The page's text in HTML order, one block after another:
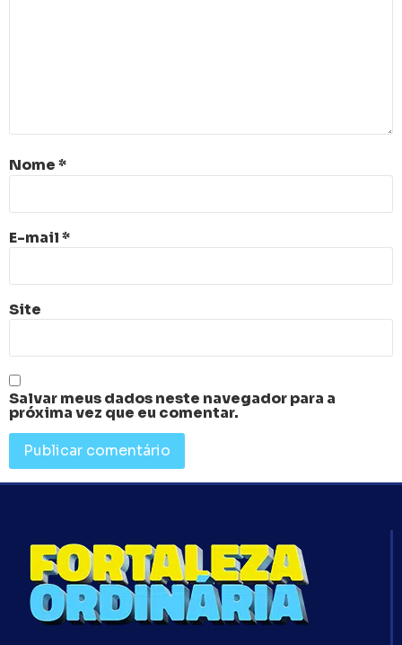
Nome*
E-mail*
Site
Salvar meus dados neste navegador para a
próxima vez que eu comentar.